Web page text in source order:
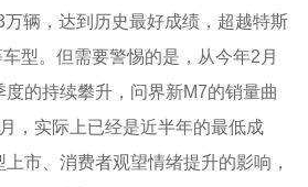
万辆，达到历史最好成绩，超越特斯
型。但需要警惕的是，从今年2月
的持续攀升，问界新M7的销量曲
，实际上已经是近半年的最低成
市、消费者观望情绪提升的影响，